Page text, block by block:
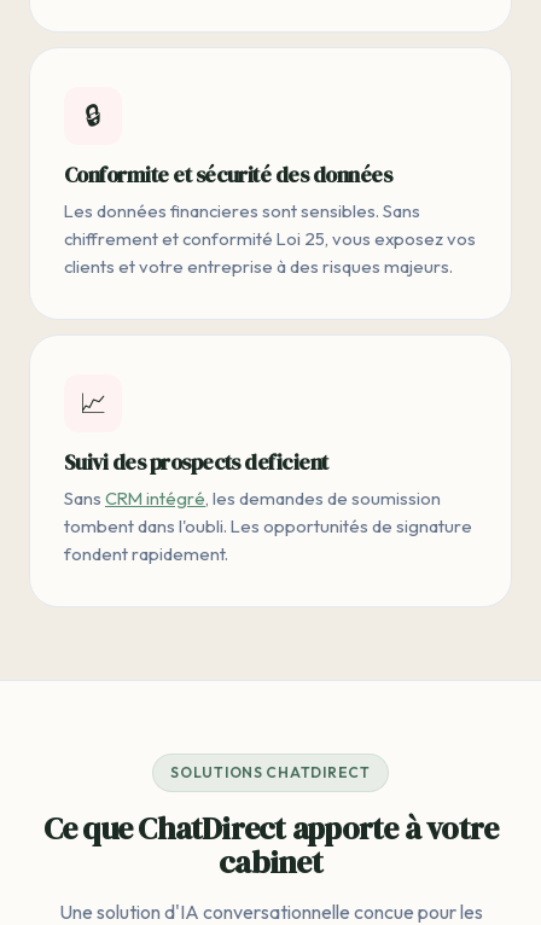
🔒
Conformite et sécurité des données
Les données financieres sont sensibles. Sans
chiffrement et conformité Loi 25, vous exposez vos
clients et votre entreprise à des risques majeurs.
📈
Suivi des prospects deficient
Sans CRM intégré, les demandes de soumission
tombent dans l'oubli. Les opportunités de signature
fondent rapidement.
SOLUTIONS CHATDIRECT
Ce que ChatDirect apporte à votre
cabinet
Une solution d'IA conversationnelle concue pour les